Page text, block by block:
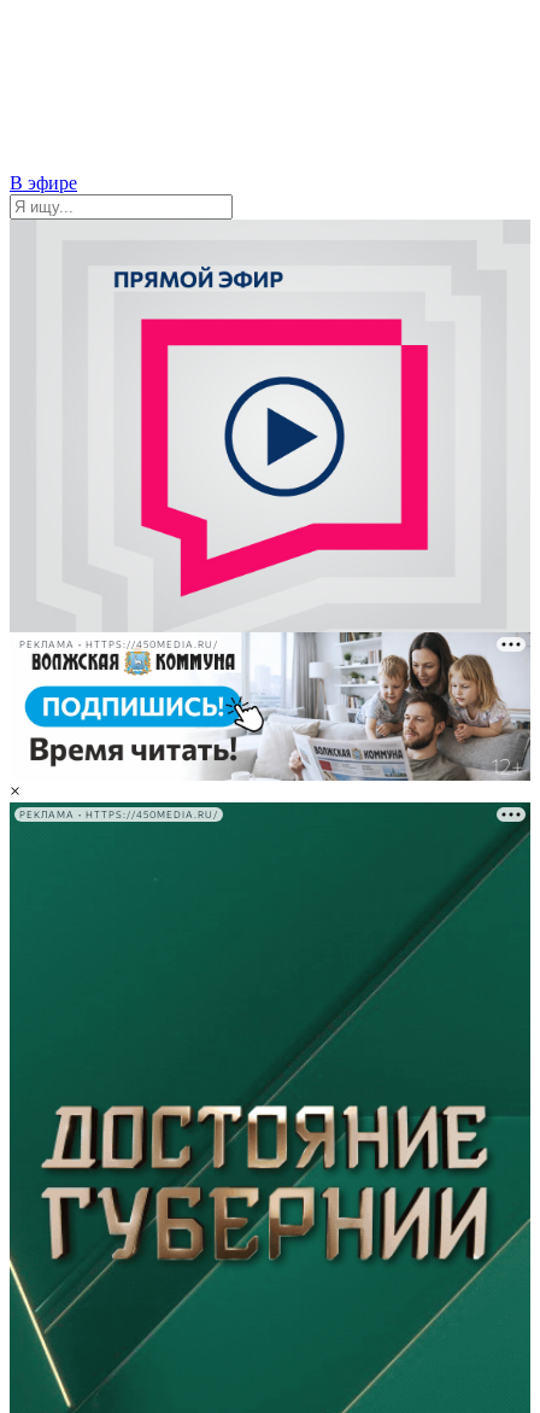
В эфире
РЕКЛАМА • HTTPS://450MEDIA.RU/
×
РЕКЛАМА • HTTPS://450MEDIA.RU/